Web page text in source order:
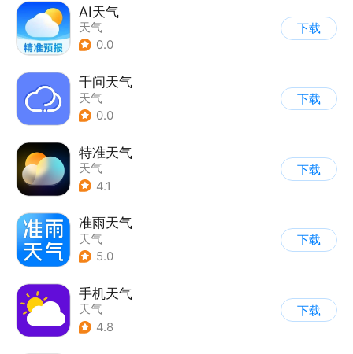
AI天气
天气
0.0
下载
千问天气
天气
0.0
下载
特准天气
天气
4.1
下载
准雨天气
天气
5.0
下载
手机天气
天气
4.8
下载